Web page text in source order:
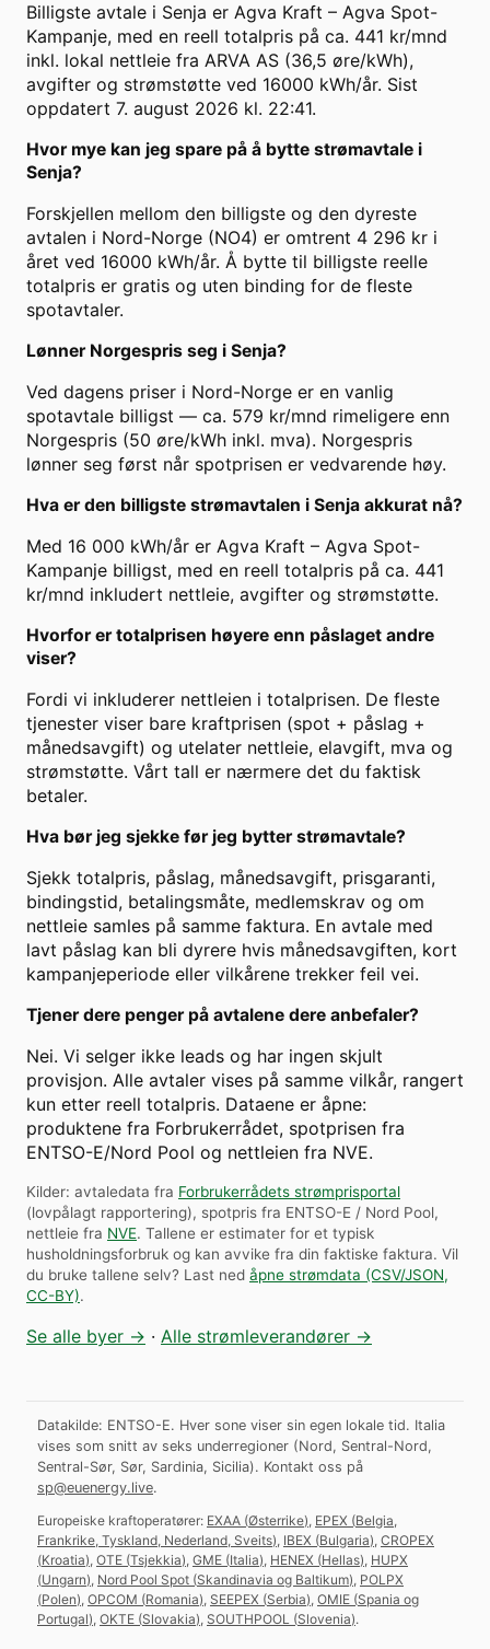
Billigste avtale i Senja er Agva Kraft – Agva Spot-
Kampanje, med en reell totalpris på ca. 441 kr/mnd
inkl. lokal nettleie fra ARVA AS (36,5 øre/kWh),
avgifter og strømstøtte ved 16000 kWh/år. Sist
oppdatert 7. august 2026 kl. 22:41.
Hvor mye kan jeg spare på å bytte strømavtale i
Senja?
Forskjellen mellom den billigste og den dyreste
avtalen i Nord-Norge (NO4) er omtrent 4 296 kr i
året ved 16000 kWh/år. Å bytte til billigste reelle
totalpris er gratis og uten binding for de fleste
spotavtaler.
Lønner Norgespris seg i Senja?
Ved dagens priser i Nord-Norge er en vanlig
spotavtale billigst — ca. 579 kr/mnd rimeligere enn
Norgespris (50 øre/kWh inkl. mva). Norgespris
lønner seg først når spotprisen er vedvarende høy.
Hva er den billigste strømavtalen i Senja akkurat nå?
Med 16 000 kWh/år er Agva Kraft – Agva Spot-
Kampanje billigst, med en reell totalpris på ca. 441
kr/mnd inkludert nettleie, avgifter og strømstøtte.
Hvorfor er totalprisen høyere enn påslaget andre
viser?
Fordi vi inkluderer nettleien i totalprisen. De fleste
tjenester viser bare kraftprisen (spot + påslag +
månedsavgift) og utelater nettleie, elavgift, mva og
strømstøtte. Vårt tall er nærmere det du faktisk
betaler.
Hva bør jeg sjekke før jeg bytter strømavtale?
Sjekk totalpris, påslag, månedsavgift, prisgaranti,
bindingstid, betalingsmåte, medlemskrav og om
nettleie samles på samme faktura. En avtale med
lavt påslag kan bli dyrere hvis månedsavgiften, kort
kampanjeperiode eller vilkårene trekker feil vei.
Tjener dere penger på avtalene dere anbefaler?
Nei. Vi selger ikke leads og har ingen skjult
provisjon. Alle avtaler vises på samme vilkår, rangert
kun etter reell totalpris. Dataene er åpne:
produktene fra Forbrukerrådet, spotprisen fra
ENTSO-E/Nord Pool og nettleien fra NVE.
Kilder: avtaledata fra Forbrukerrådets strømprisportal
(lovpålagt rapportering), spotpris fra ENTSO-E / Nord Pool,
nettleie fra NVE. Tallene er estimater for et typisk
husholdningsforbruk og kan avvike fra din faktiske faktura. Vil
du bruke tallene selv? Last ned åpne strømdata (CSV/JSON,
CC-BY).
Se alle byer → · Alle strømleverandører →
Datakilde: ENTSO-E. Hver sone viser sin egen lokale tid. Italia
vises som snitt av seks underregioner (Nord, Sentral-Nord,
Sentral-Sør, Sør, Sardinia, Sicilia). Kontakt oss på
sp@euenergy.live.
Europeiske kraftoperatører: EXAA (Østerrike), EPEX (Belgia,
Frankrike, Tyskland, Nederland, Sveits), IBEX (Bulgaria), CROPEX
(Kroatia), OTE (Tsjekkia), GME (Italia), HENEX (Hellas), HUPX
(Ungarn), Nord Pool Spot (Skandinavia og Baltikum), POLPX
(Polen), OPCOM (Romania), SEEPEX (Serbia), OMIE (Spania og
Portugal), OKTE (Slovakia), SOUTHPOOL (Slovenia).